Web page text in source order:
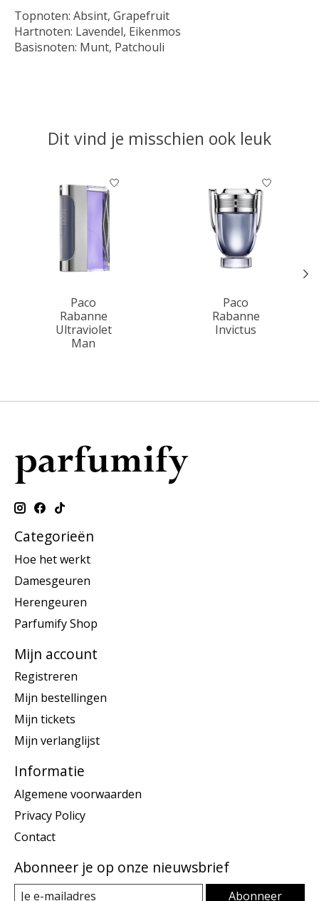
Topnoten: Absint, Grapefruit
Hartnoten: Lavendel, Eikenmos
Basisnoten: Munt, Patchouli
Dit vind je misschien ook leuk
Items van productcarrousel
Paco
Rabanne
Ultraviolet
Man
Paco
Rabanne
Invictus
Categorieën
Hoe het werkt
Damesgeuren
Herengeuren
Parfumify Shop
Mijn account
Registreren
Mijn bestellingen
Mijn tickets
Mijn verlanglijst
Informatie
Algemene voorwaarden
Privacy Policy
Contact
Abonneer je op onze nieuwsbrief
Abonneer